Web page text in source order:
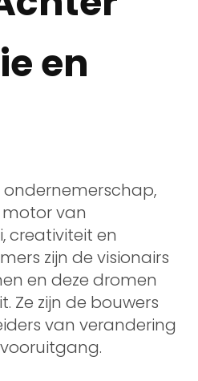
en
van
creativiteit en
zijn de visionairs
en deze dromen
Ze zijn de bouwers
van verandering